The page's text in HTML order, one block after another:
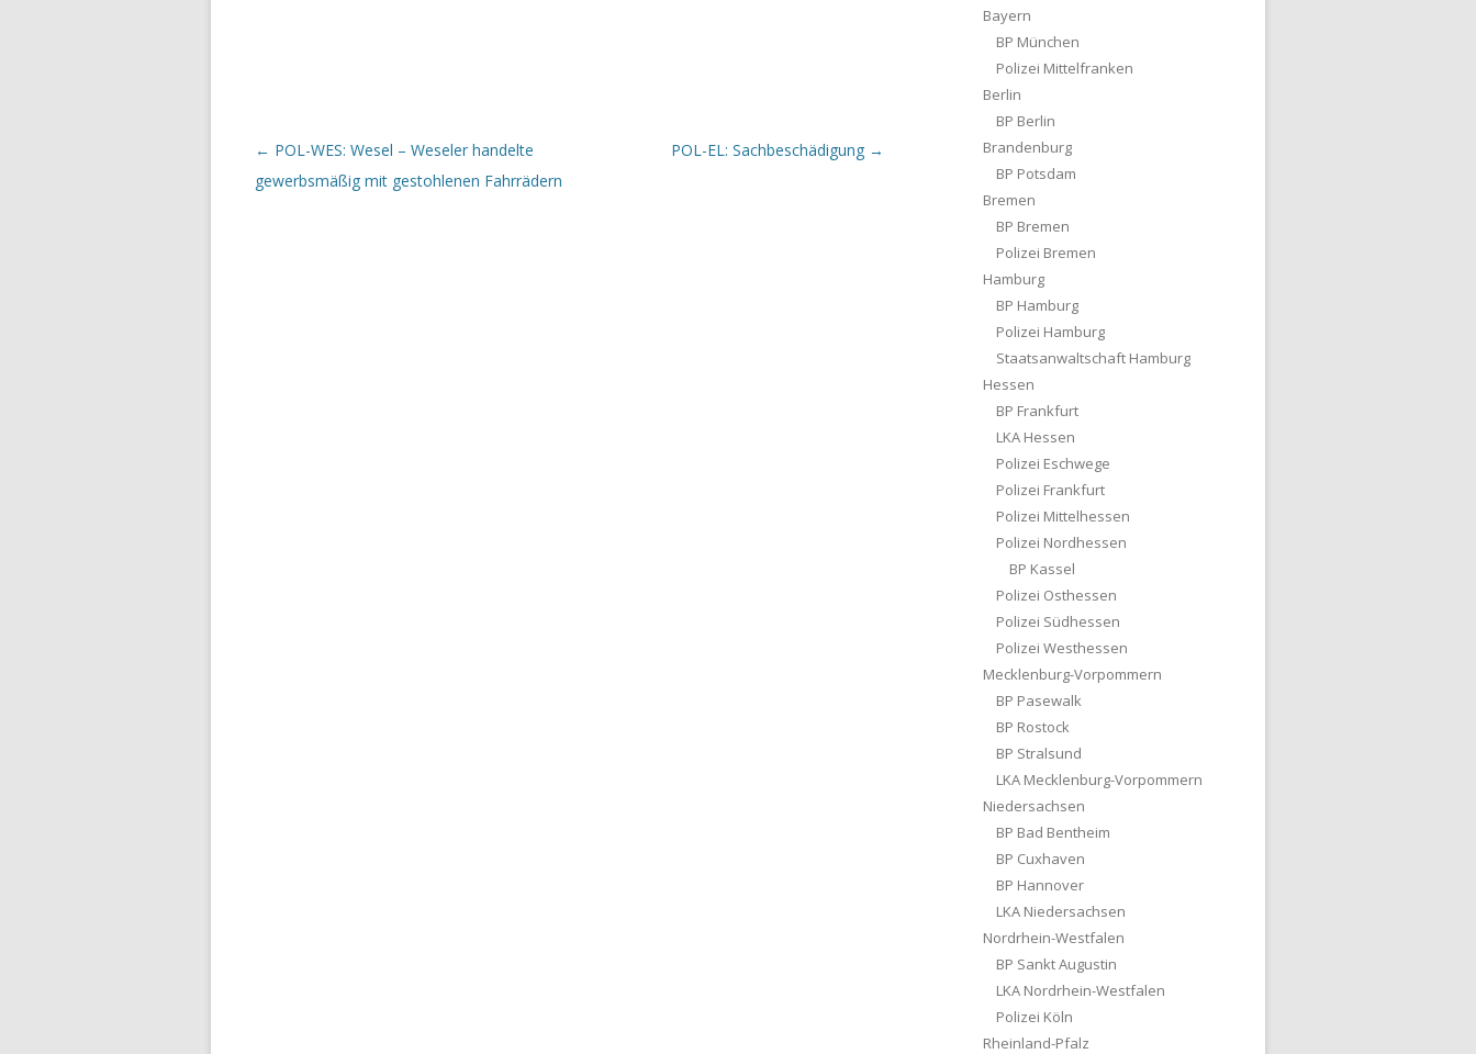
Beitrags-Navigation
← POL-WES: Wesel – Weseler handelte
gewerbsmäßig mit gestohlenen Fahrrädern
POL-EL: Sachbeschädigung →
Bayern
BP München
Polizei Mittelfranken
Berlin
BP Berlin
Brandenburg
BP Potsdam
Bremen
BP Bremen
Polizei Bremen
Hamburg
BP Hamburg
Polizei Hamburg
Staatsanwaltschaft Hamburg
Hessen
BP Frankfurt
LKA Hessen
Polizei Eschwege
Polizei Frankfurt
Polizei Mittelhessen
Polizei Nordhessen
BP Kassel
Polizei Osthessen
Polizei Südhessen
Polizei Westhessen
Mecklenburg-Vorpommern
BP Pasewalk
BP Rostock
BP Stralsund
LKA Mecklenburg-Vorpommern
Niedersachsen
BP Bad Bentheim
BP Cuxhaven
BP Hannover
LKA Niedersachsen
Nordrhein-Westfalen
BP Sankt Augustin
LKA Nordrhein-Westfalen
Polizei Köln
Rheinland-Pfalz